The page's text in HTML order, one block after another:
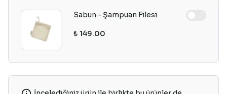
Sabun - Şampuan Filesi
₺ 149.00